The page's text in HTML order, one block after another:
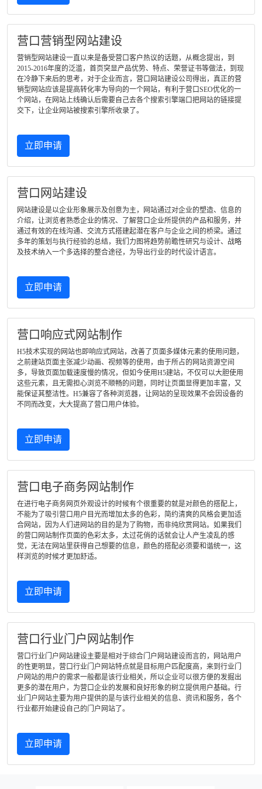
营口营销型网站建设
营销型网站建设一直以来是备受营口客户热议的话题，从概念提出，到
2015-2016年度的泛滥，首页突显产品优势、特点、荣誉证书等做法，到现
在冷静下来后的思考，对于企业而言，营口网站建设公司得出，真正的营
销型网站应该是提高转化率为导向的一个网站，有利于营口SEO优化的一
个网站，在网站上线确认后需要自己去各个搜索引擎端口把网站的链接提
交下，让企业网站被搜索引擎所收录了。
立即申请
营口网站建设
网站建设是以企业形象展示及创意为主，网站通过对企业的塑造、信息的
介绍，让浏览者熟悉企业的情况、了解营口企业所提供的产品和服务，并
通过有效的在线沟通、交流方式搭建起潜在客户与企业之间的桥梁。通过
多年的策划与执行经验的总结，我们力图将趋势前瞻性研究与设计、战略
及技术纳入一个多选择的整合途径，为导出行业的时代设计语言。
立即申请
营口响应式网站制作
H5技术实现的网站也即响应式网站，改善了页面多媒体元素的使用问题，
之前建站页面主张减少动画、视频等的使用，由于所占的网站资源空间
多，导致页面加载速度慢的情况，但如今使用H5建站，不仅可以大胆使用
这些元素，且无需担心浏览不顺畅的问题，同时让页面显得更加丰富，又
能保证其整洁性。H5兼容了各种浏览器，让网站的呈现效果不会因设备的
不同而改变，大大提高了营口用户体验。
立即申请
营口电子商务网站制作
在进行电子商务网页外观设计的时候有个很重要的就是对颜色的搭配上，
不能为了吸引营口用户目光而增加太多的色彩，简约清爽的风格会更加适
合网站，因为人们进网站的目的是为了购物，而非纯欣赏网站。如果我们
的营口网站制作页面的色彩太多，太过花俏的话就会让人产生凌乱的感
觉，无法在网站里获得自己想要的信息，颜色的搭配必须要和谐统一，这
样浏览的时候才更加舒适。
立即申请
营口行业门户网站制作
营口行业门户网站建设主要是相对于综合门户网站建设而言的，网站用户
的性更明显，营口行业门户网站特点就是目标用户匹配度高，来到行业门
户网站的用户的需求一般都是该行业相关，所以企业可以很方便的发掘出
更多的潜在用户，为营口企业的发展和良好形象的树立提供用户基础。行
业门户网站主要为用户提供的是与该行业相关的信息、资讯和服务，各个
行业都开始建设自己的门户网站了。
立即申请